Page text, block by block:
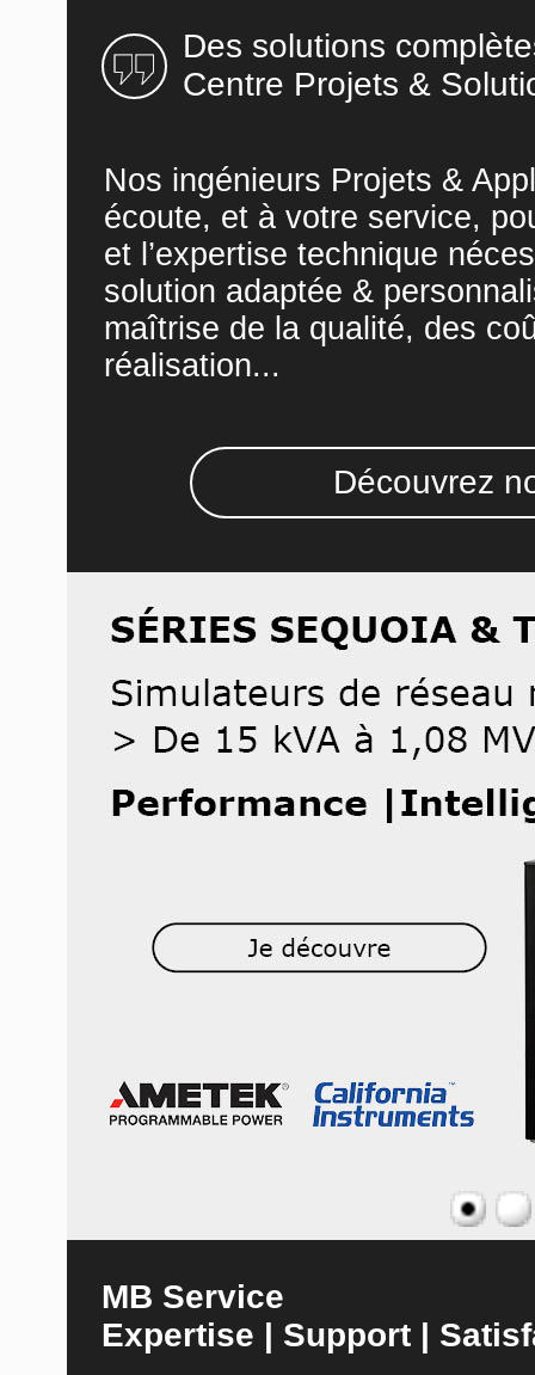
Des solutions
Centre Projets &
Nos ingénieurs Projets &
écoute, et à votre service,
et l’expertise technique
solution adaptée &
maîtrise de la qualité, des
réalisation...
Découvrez
MB Service
Expertise | Support |